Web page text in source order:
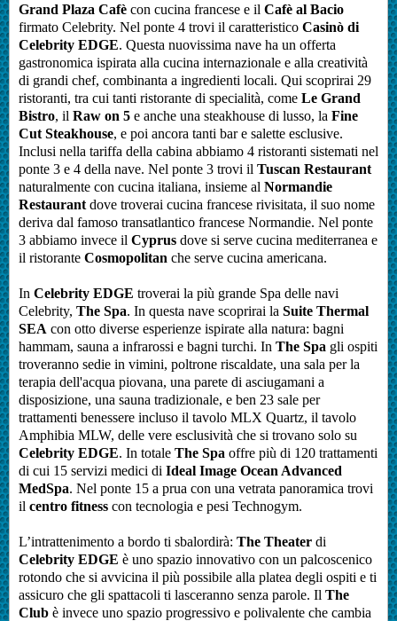
Grand Plaza Cafè con cucina francese e il Cafè al Bacio
firmato Celebrity. Nel ponte 4 trovi il caratteristico Casinò di
Celebrity EDGE. Questa nuovissima nave ha un offerta
gastronomica ispirata alla cucina internazionale e alla creatività
di grandi chef, combinanta a ingredienti locali. Qui scoprirai 29
ristoranti, tra cui tanti ristorante di specialità, come Le Grand
Bistro, il Raw on 5 e anche una steakhouse di lusso, la Fine
Cut Steakhouse, e poi ancora tanti bar e salette esclusive.
Inclusi nella tariffa della cabina abbiamo 4 ristoranti sistemati nel
ponte 3 e 4 della nave. Nel ponte 3 trovi il Tuscan Restaurant
naturalmente con cucina italiana, insieme al Normandie
Restaurant dove troverai cucina francese rivisitata, il suo nome
deriva dal famoso transatlantico francese Normandie. Nel ponte
3 abbiamo invece il Cyprus dove si serve cucina mediterranea e
il ristorante Cosmopolitan che serve cucina americana.
In Celebrity EDGE troverai la più grande Spa delle navi
Celebrity, The Spa. In questa nave scoprirai la Suite Thermal
SEA con otto diverse esperienze ispirate alla natura: bagni
hammam, sauna a infrarossi e bagni turchi. In The Spa gli ospiti
troveranno sedie in vimini, poltrone riscaldate, una sala per la
terapia dell'acqua piovana, una parete di asciugamani a
disposizione, una sauna tradizionale, e ben 23 sale per
trattamenti benessere incluso il tavolo MLX Quartz, il tavolo
Amphibia MLW, delle vere esclusività che si trovano solo su
Celebrity EDGE. In totale The Spa offre più di 120 trattamenti
di cui 15 servizi medici di Ideal Image Ocean Advanced
MedSpa. Nel ponte 15 a prua con una vetrata panoramica trovi
il centro fitness con tecnologia e pesi Technogym.
L’intrattenimento a bordo ti sbalordirà: The Theater di
Celebrity EDGE è uno spazio innovativo con un palcoscenico
rotondo che si avvicina il più possibile alla platea degli ospiti e ti
assicuro che gli spattacoli ti lasceranno senza parole. Il The
Club è invece uno spazio progressivo e polivalente che cambia